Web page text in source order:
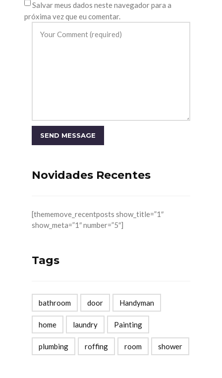
Salvar meus dados neste navegador para a
próxima vez que eu comentar.
Novidades Recentes
[thememove_recentposts show_title=”1″
show_meta=”1″ number=”5″]
Tags
bathroom door Handyman
home laundry Painting
plumbing roffing room shower